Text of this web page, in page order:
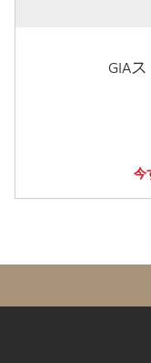
GIA
今